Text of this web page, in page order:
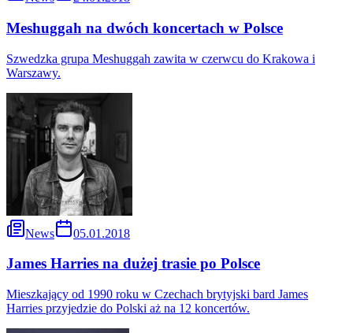
Meshuggah na dwóch koncertach w Polsce
Szwedzka grupa Meshuggah zawita w czerwcu do Krakowa i
Warszawy.
News 05.01.2018
James Harries na dużej trasie po Polsce
Mieszkający od 1990 roku w Czechach brytyjski bard James
Harries przyjedzie do Polski aż na 12 koncertów.